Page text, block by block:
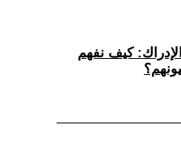
كيف نفهم